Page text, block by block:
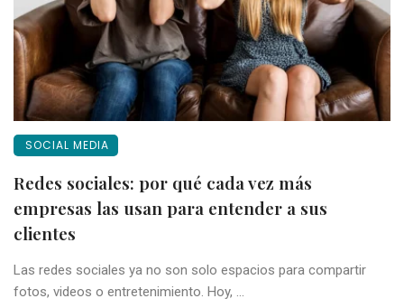
SOCIAL MEDIA
Redes sociales: por qué cada vez más
empresas las usan para entender a sus
clientes
Las redes sociales ya no son solo espacios para compartir
fotos, videos o entretenimiento. Hoy, ...